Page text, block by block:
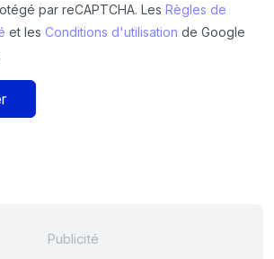
par reCAPTCHA. Les Règles de
et les Conditions d'utilisation de Google